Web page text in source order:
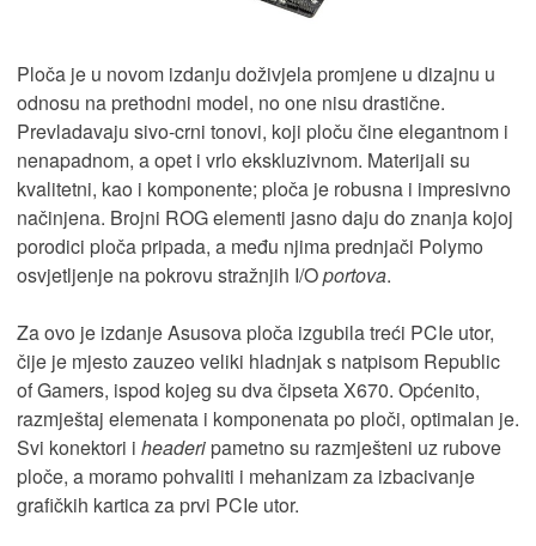
Ploča je u novom izdanju doživjela promjene u dizajnu u
odnosu na prethodni model, no one nisu drastične.
Prevladavaju sivo-crni tonovi, koji ploču čine elegantnom i
nenapadnom, a opet i vrlo ekskluzivnom. Materijali su
kvalitetni, kao i komponente; ploča je robusna i impresivno
načinjena. Brojni ROG elementi jasno daju do znanja kojoj
porodici ploča pripada, a među njima prednjači Polymo
osvjetljenje na pokrovu stražnjih I/Oportova.
Za ovo je izdanje Asusova ploča izgubila treći PCIe utor,
čije je mjesto zauzeo veliki hladnjak s natpisom Republic
of Gamers, ispod kojeg su dva čipseta X670. Općenito,
razmještaj elemenata i komponenata po ploči, optimalan je.
Svi konektori i headeri pametno su razmješteni uz rubove
ploče, a moramo pohvaliti i mehanizam za izbacivanje
grafičkih kartica za prvi PCIe utor.